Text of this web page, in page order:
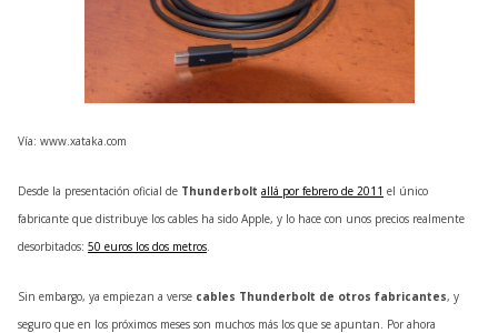
Vía: www.xataka.com
Desde la presentación oficial de Thunderbolt allá por febrero de 2011 el único
fabricante que distribuye los cables ha sido Apple, y lo hace con unos precios realmente
desorbitados: 50 euros los dos metros.
Sin embargo, ya empiezan a verse cables Thunderbolt de otros fabricantes, y
seguro que en los próximos meses son muchos más los que se apuntan. Por ahora